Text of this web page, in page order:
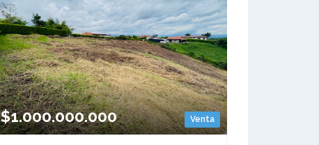
Venta
$1.000.000.000